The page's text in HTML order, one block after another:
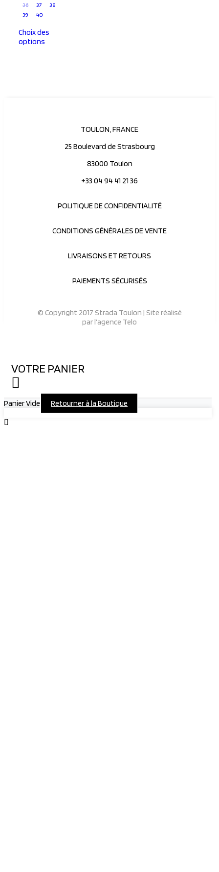
36
37
38
39
40
Choix des
options
TOULON, FRANCE
25 Boulevard de Strasbourg
83000 Toulon
+33 04 94 41 21 36
POLITIQUE DE CONFIDENTIALITÉ
CONDITIONS GÉNÉRALES DE VENTE
LIVRAISONS ET RETOURS
PAIEMENTS SÉCURISÉS
© Copyright 2017 Strada Toulon | Site réalisé
parl’agence Telo
VOTRE PANIER
Panier Vide Retourner à la Boutique